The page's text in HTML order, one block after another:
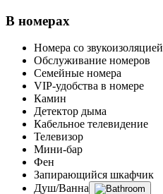
В номерах
Номера со звукоизоляцией
Обслуживание номеров
Семейные номера
VIP-удобства в номере
Камин
Детектор дыма
Кабельное телевидение
Телевизор
Мини-бар
Фен
Запирающийся шкафчик
Душ/Ванна